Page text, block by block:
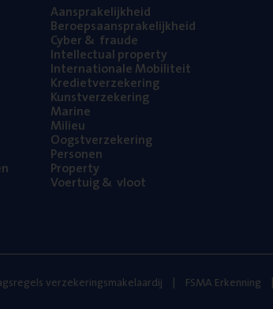
Aan­spra­ke­lijk­heid
Beroeps­aan­spra­ke­lijk­heid
Cyber& fraude
Intel­lec­tu­al property
Inter­na­ti­o­na­le Mobiliteit
Kre­diet­ver­ze­ke­ring
Kunst­ver­ze­ke­ring
Mari­ne
Mili­eu
Oogst­ver­ze­ke­ring
Per­so­nen
Pro­per­ty
Voer­tuig& vloot
verzekeringsmakelaardij FSMA Erkenning